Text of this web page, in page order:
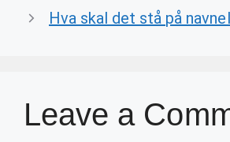
Hva skal det stå på
Leave a